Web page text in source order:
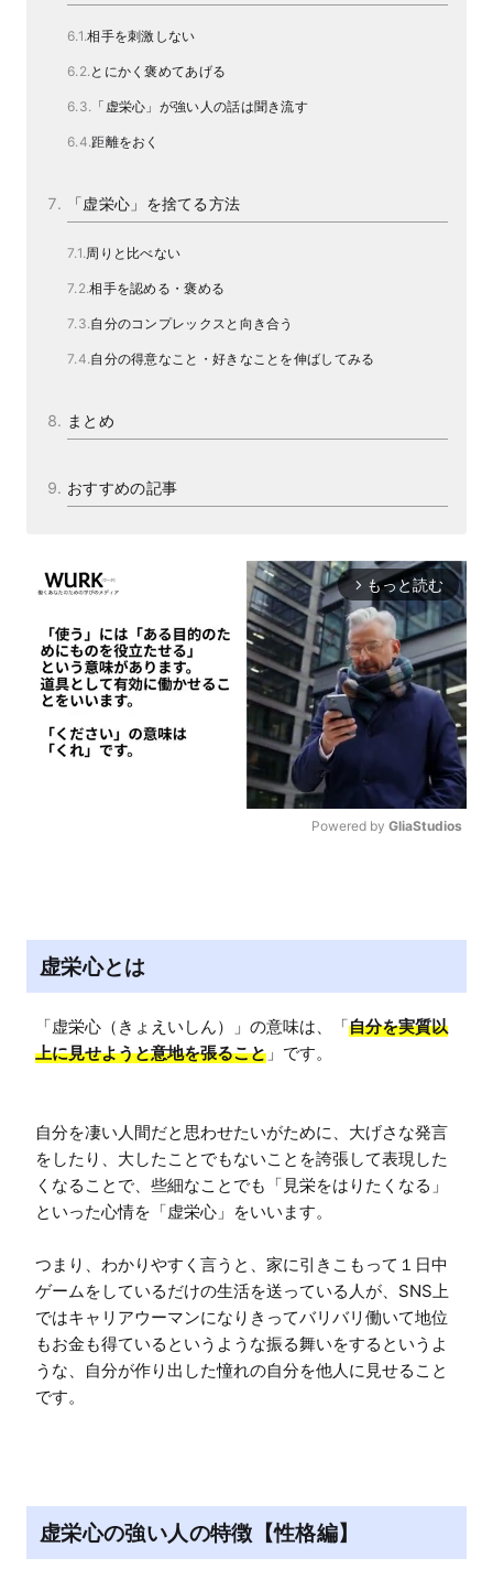
相手を刺激しない
とにかく褒めてあげる
「虚栄心」が強い人の話は聞き流す
距離をおく
「虚栄心」を捨てる方法
周りと比べない
相手を認める・褒める
自分のコンプレックスと向き合う
自分の得意なこと・好きなことを伸ばしてみる
まとめ
おすすめの記事
arrow_forward_ios もっと読む
Powered by GliaStudios
虚栄心とは
「虚栄心（きょえいしん）」の意味は、「自分を実質以
上に見せようと意地を張ること 」です。
自分を凄い人間だと思わせたいがために、大げさな発言
をしたり、大したことでもないことを誇張して表現した
くなることで、些細なことでも「見栄をはりたくなる」
といった心情を「虚栄心」をいいます。
つまり、わかりやすく言うと、家に引きこもって１日中
ゲームをしているだけの生活を送っている人が、SNS上
ではキャリアウーマンになりきってバリバリ働いて地位
もお金も得ているというような振る舞いをするというよ
うな、自分が作り出した憧れの自分を他人に見せること
です。
虚栄心の強い人の特徴【性格編】